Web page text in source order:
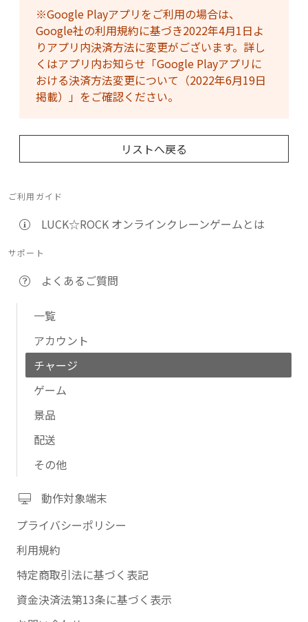
※Google Playアプリをご利用の場合は、
Google社の利用規約に基づき2022年4月1日よ
りアプリ内決済方法に変更がございます。詳し
くはアプリ内お知らせ「Google Playアプリに
おける決済方法変更について（2022年6月19日
掲載）」をご確認ください。
リストへ戻る
ご利用ガイド
LUCK☆ROCK オンラインクレーンゲームとは
サポート
よくあるご質問
一覧
アカウント
チャージ
ゲーム
景品
配送
その他
動作対象端末
プライバシーポリシー
利用規約
特定商取引法に基づく表記
資金決済法第13条に基づく表示